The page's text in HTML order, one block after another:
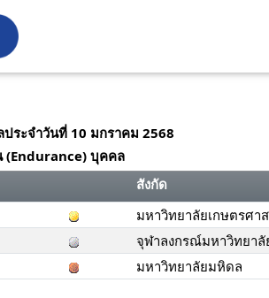
ประจำวันที่ 10 มกราคม 2568
(Endurance) บุคคล
สังกัด
มหาวิทยาลัยเกษตรศา
จุฬาลงกรณ์มหาวิทยาลั
มหาวิทยาลัยมหิดล